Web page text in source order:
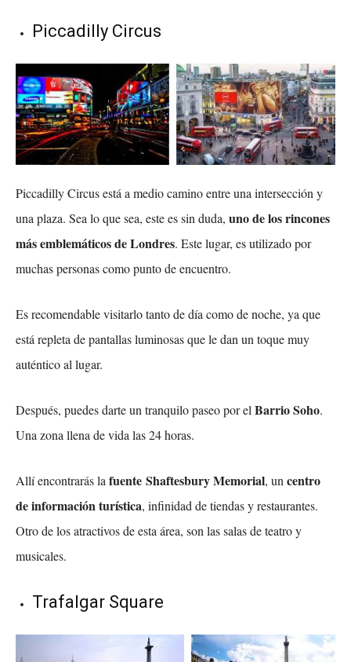
Piccadilly Circus
Piccadilly Circus está a medio camino entre una intersección y
una plaza. Sea lo que sea, este es sin duda, uno de los rincones
más emblemáticos de Londres. Este lugar, es utilizado por
muchas personas como punto de encuentro.
Es recomendable visitarlo tanto de día como de noche, ya que
está repleta de pantallas luminosas que le dan un toque muy
auténtico al lugar.
Después, puedes darte un tranquilo paseo por el Barrio Soho.
Una zona llena de vida las 24 horas.
Allí encontrarás la fuente Shaftesbury Memorial, un centro
de información turística, infinidad de tiendas y restaurantes.
Otro de los atractivos de esta área, son las salas de teatro y
musicales.
Trafalgar Square